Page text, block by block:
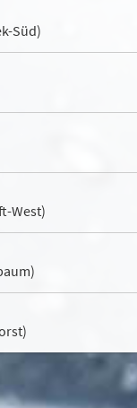
Süd)
West)